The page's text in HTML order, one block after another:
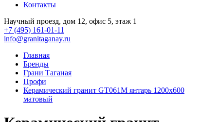
Контакты
Научный проезд, дом 12, офис 5, этаж 1
+7 (495) 161-01-11
info@granitaganay.ru
Главная
Бренды
Грани Таганая
Профи
Керамический гранит GT061M янтарь 1200x600
матовый